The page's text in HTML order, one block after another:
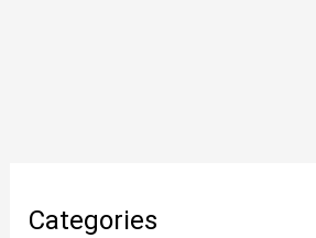
Categories